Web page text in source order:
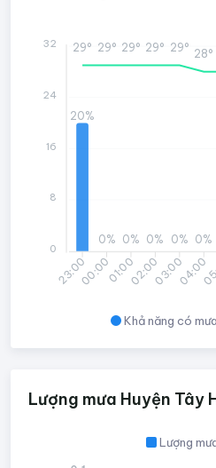
Khả năng có mưa
23:0000:0001:0002:0003:0004:00
20%
0% 0% 0% 0% 0%
29° 29° 29° 29° 29° 28°
32
24
16
8
0
Lượng mưa Huyện Tây
Lượng